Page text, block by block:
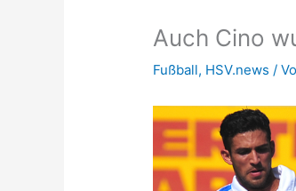
Auch Cino
Fußball, HSV.news /